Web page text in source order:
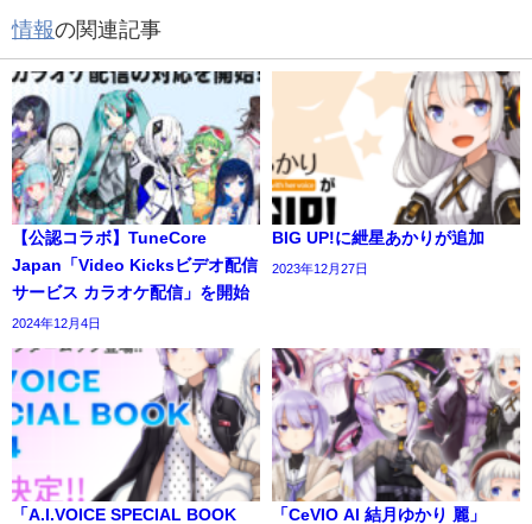
情報の関連記事
【公認コラボ】TuneCore
Japan「Video Kicksビデオ配信
サービス カラオケ配信」を開始
2024年12月4日
BIG UP!に紲星あかりが追加
2023年12月27日
「A.I.VOICE SPECIAL BOOK
「CeVIO AI 結月ゆかり 麗」